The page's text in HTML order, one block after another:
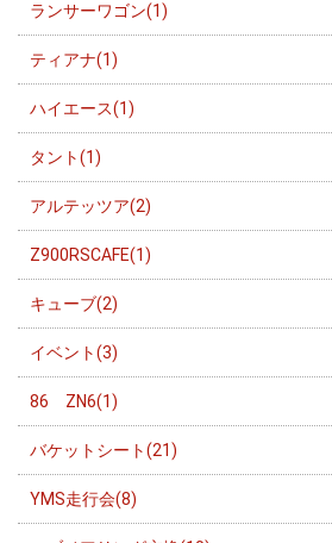
ランサーワゴン(1)
ティアナ(1)
ハイエース(1)
タント(1)
アルテッツア(2)
Z900RSCAFE(1)
キューブ(2)
イベント(3)
86 ZN6(1)
バケットシート(21)
YMS走行会(8)